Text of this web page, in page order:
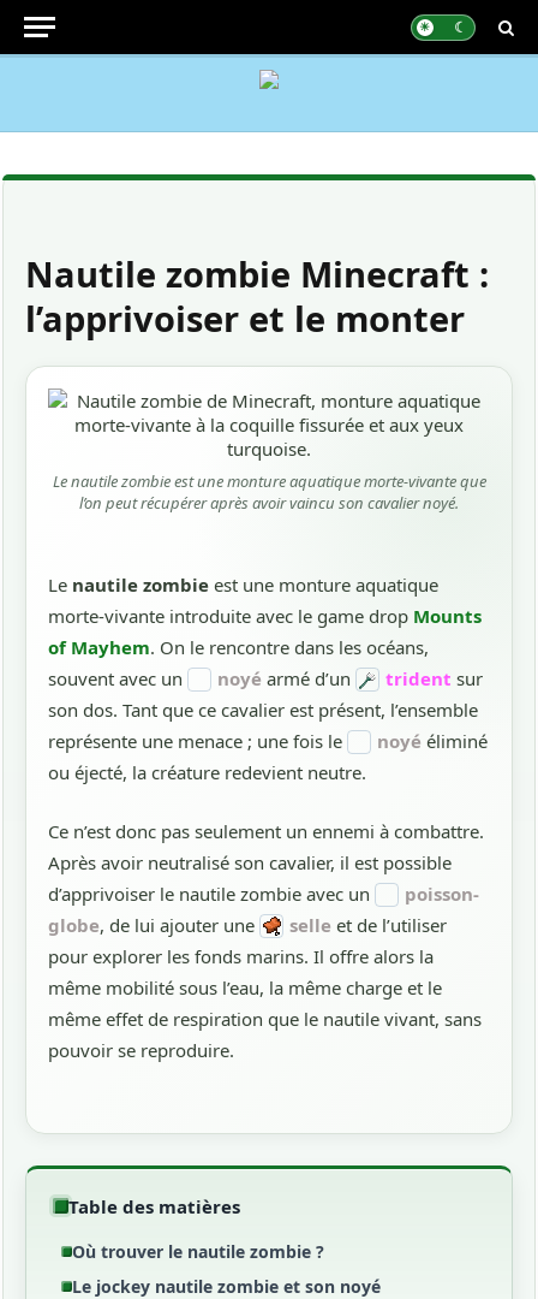
Nautile zombie Minecraft :
l’apprivoiser et le monter
Le nautile zombie est une monture aquatique
morte-vivante introduite avec le game drop Mounts
of Mayhem. On le rencontre dans les océans,
souvent avec un
noyé armé d’un trident sur
son dos. Tant que ce cavalier est présent, l’ensemble
représente une menace ; une fois le
noyé éliminé
ou éjecté, la créature redevient neutre.
Ce n’est donc pas seulement un ennemi à combattre.
Après avoir neutralisé son cavalier, il est possible
d’apprivoiser le nautile zombie avec un
poisson-
globe, de lui ajouter une selle et de l’utiliser
pour explorer les fonds marins. Il offre alors la
même mobilité sous l’eau, la même charge et le
même effet de respiration que le nautile vivant, sans
pouvoir se reproduire.
Le nautile zombie est une monture aquatique morte-vivante que
l’on peut récupérer après avoir vaincu son cavalier noyé.
Table des matières
Où trouver le nautile zombie ?
Le jockey nautile zombie et son noyé